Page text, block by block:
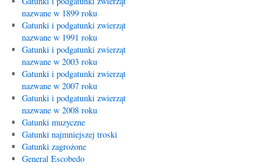
nazwane w 1899 roku
Gatunki i podgatunki zwierząt
nazwane w 1991 roku
Gatunki i podgatunki zwierząt
nazwane w 2003 roku
Gatunki i podgatunki zwierząt
nazwane w 2007 roku
Gatunki i podgatunki zwierząt
nazwane w 2008 roku
Gatunki muzyczne
Gatunki najmniejszej troski
Gatunki zagrożone
General Escobedo